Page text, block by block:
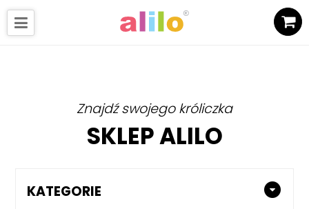
Znajdź swojego króliczka
SKLEP ALILO
KATEGORIE